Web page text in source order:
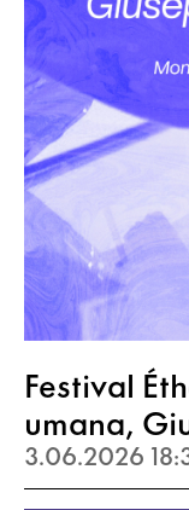
Festival
umana,
3.06.2026